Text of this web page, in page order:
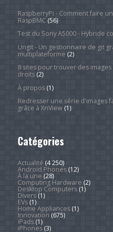
RaspberryPi - Comment faire
RaspBMC(56)
Test du Sony A5000 - Hybride
Ungit - Un gestionnaire de git
multiplateforme (2)
8 sites pour trouver des
droits(2)
À propos(1)
Redresser une série d'images
grâce à XnView(1)
Catégories
Actualité (4 250)
Android Phones(12)
À la une (28)
Computing Hardware (2)
Desktop Computers(1)
Divers(1)
EVs(1)
Home Appliances(1)
Innovation (675)
iPads(1)
iPhones(3)